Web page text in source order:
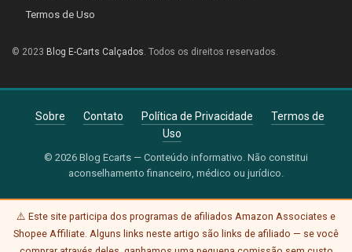
Termos de Uso
© 2023 Blog E-Carts Calçados. Todos os direitos reservados.
Sobre Contato Política de Privacidade
Termos de
Uso
© 2026 Blog Ecarts — Conteúdo informativo. Não constitui
aconselhamento financeiro, médico ou jurídico.
⚠️ Este site participa dos programas de afiliados Amazon Associates e
Shopee Affiliate. Alguns links neste artigo são links de afiliado — se você